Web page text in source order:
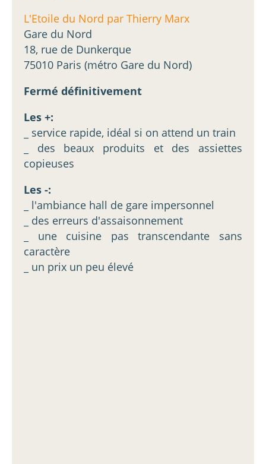
L'Etoile du Nord par Thierry Marx
Gare du Nord
18, rue de Dunkerque
75010 Paris (métro Gare du Nord)
Fermé définitivement
Les +:
_ service rapide, idéal si on attend un train
_ des beaux produits et des assiettes
copieuses
Les -:
_ l'ambiance hall de gare impersonnel
_ des erreurs d'assaisonnement
_ une cuisine pas transcendante sans
caractère
_ un prix un peu élevé